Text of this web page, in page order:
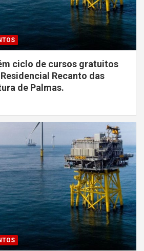
ciclo de cursos gratuitos
Recanto das
de Palmas.